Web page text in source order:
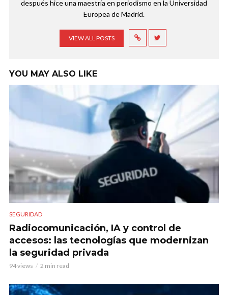
después hice una maestría en periodismo en la Universidad
Europea de Madrid.
VIEW ALL POSTS
YOU MAY ALSO LIKE
SEGURIDAD
Radiocomunicación, IA y control de
accesos: las tecnologías que modernizan
la seguridad privada
94 views 2 min read